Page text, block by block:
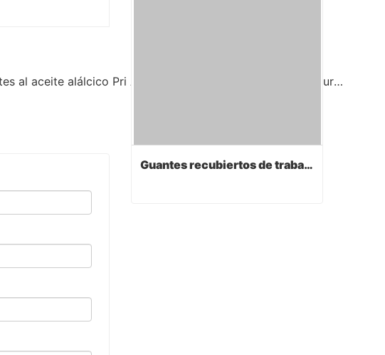
Siguiente entrada siguiente : Guantes de seguridad impermeables recubiertos de PVC resistentes al aceite alálcico Pri Acid con guantes de trabajo de seguridad con forro de algodón
Guantes recubiertos de trabajo de PVC